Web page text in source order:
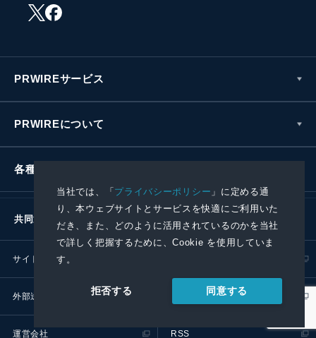
当社では、「プライバシーポリシー 」に定める通
り、本ウェブサイトとサービスを快適にご利用いた
だき、また、どのように活用されているのかを当社
で詳しく把握するために、Cookie を使用していま
す。
拒否する 同意する
PRWIREサービス
PRWIREについて
各種お問い合わせ
共同通信社グループ
サイトポリシー
外部送信ポリシー プレスリリース取扱基準
運営会社 RSS